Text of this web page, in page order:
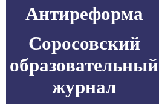
Антиреформа
Соросовский
образовательный
журнал